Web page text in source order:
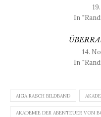
In
14.
In
AIGA RASCH BILDBAND
AKADEMIE DER ABENTEUER VON